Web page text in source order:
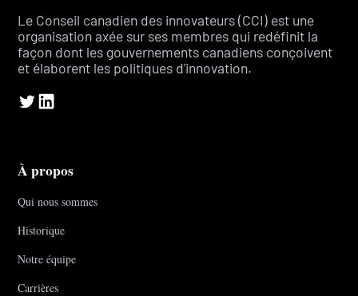
Le Conseil canadien des innovateurs (CCI) est une
organisation axée sur ses membres qui redéfinit la
façon dont les gouvernements canadiens conçoivent
et élaborent les politiques d'innovation.
À propos
Qui nous sommes
Historique
Notre équipe
Carrières